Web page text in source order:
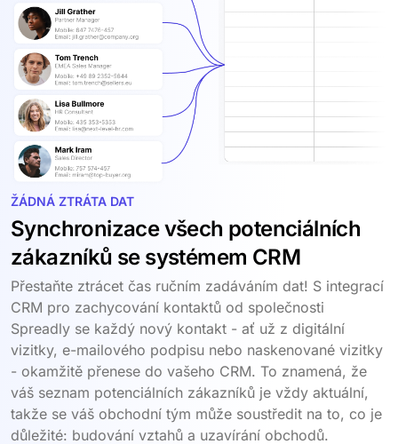
ŽÁDNÁ ZTRÁTA DAT
Synchronizace všech potenciálních
zákazníků se systémem CRM
Přestaňte ztrácet čas ručním zadáváním dat! S integrací
CRM pro zachycování kontaktů od společnosti
Spreadly se každý nový kontakt - ať už z digitální
vizitky, e-mailového podpisu nebo naskenované vizitky
- okamžitě přenese do vašeho CRM. To znamená, že
váš seznam potenciálních zákazníků je vždy aktuální,
takže se váš obchodní tým může soustředit na to, co je
důležité: budování vztahů a uzavírání obchodů.